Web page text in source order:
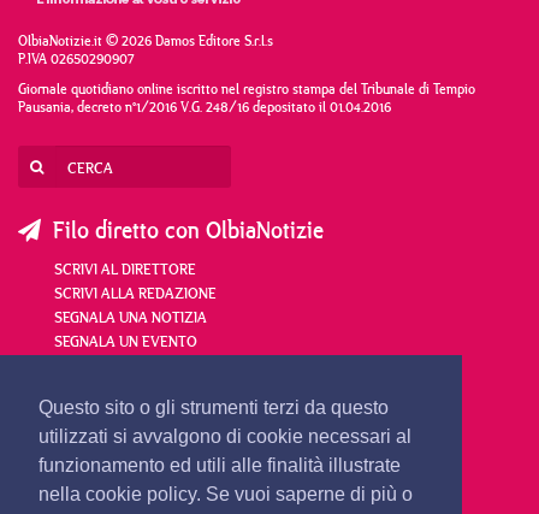
Questo sito o gli strumenti terzi da questo
utilizzati si avvalgono di cookie necessari al
funzionamento ed utili alle finalità illustrate
nella cookie policy. Se vuoi saperne di più o
OlbiaNotizie.it © 2026 Damos Editore S.r.l.s
P.IVA 02650290907
Giornale quotidiano online iscritto nel registro stampa del Tribunale di Tempio
Pausania, decreto n°1/2016 V.G. 248/16 depositato il 01.04.2016
Filo diretto con OlbiaNotizie
SCRIVI AL DIRETTORE
SCRIVI ALLA REDAZIONE
SEGNALA UNA NOTIZIA
SEGNALA UN EVENTO
redazione@olbianotizie.it